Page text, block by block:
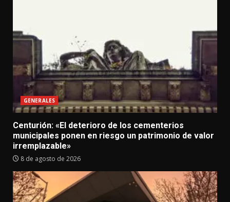
GENERALES
Centurión: «El deterioro de los cementerios
municipales ponen en riesgo un patrimonio de valor
irremplazable»
8 de agosto de 2026